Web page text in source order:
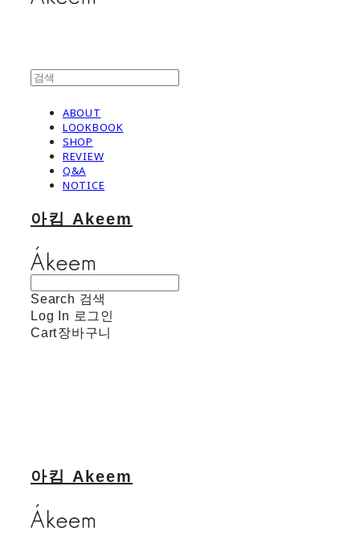
ABOUT
LOOKBOOK
SHOP
REVIEW
Q&A
NOTICE
아킴 Akeem
Search 검색
Log In 로그인
Cart장바구니
아킴 Akeem